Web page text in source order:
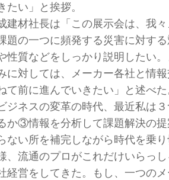
い」と挨拶。
材社長は「この展示会は、我
の一つに頻発する災害に対す
質などをしっかり説明したい
対しては、メーカー各社と情
前に進んでいきたい」と述べた
ネスの変革の時代、最近私は
③情報を分析して課題解決の
い所を補完しながら時代を乗
流通のプロがこれだけいらっ
営をしてきた。もし、一つの